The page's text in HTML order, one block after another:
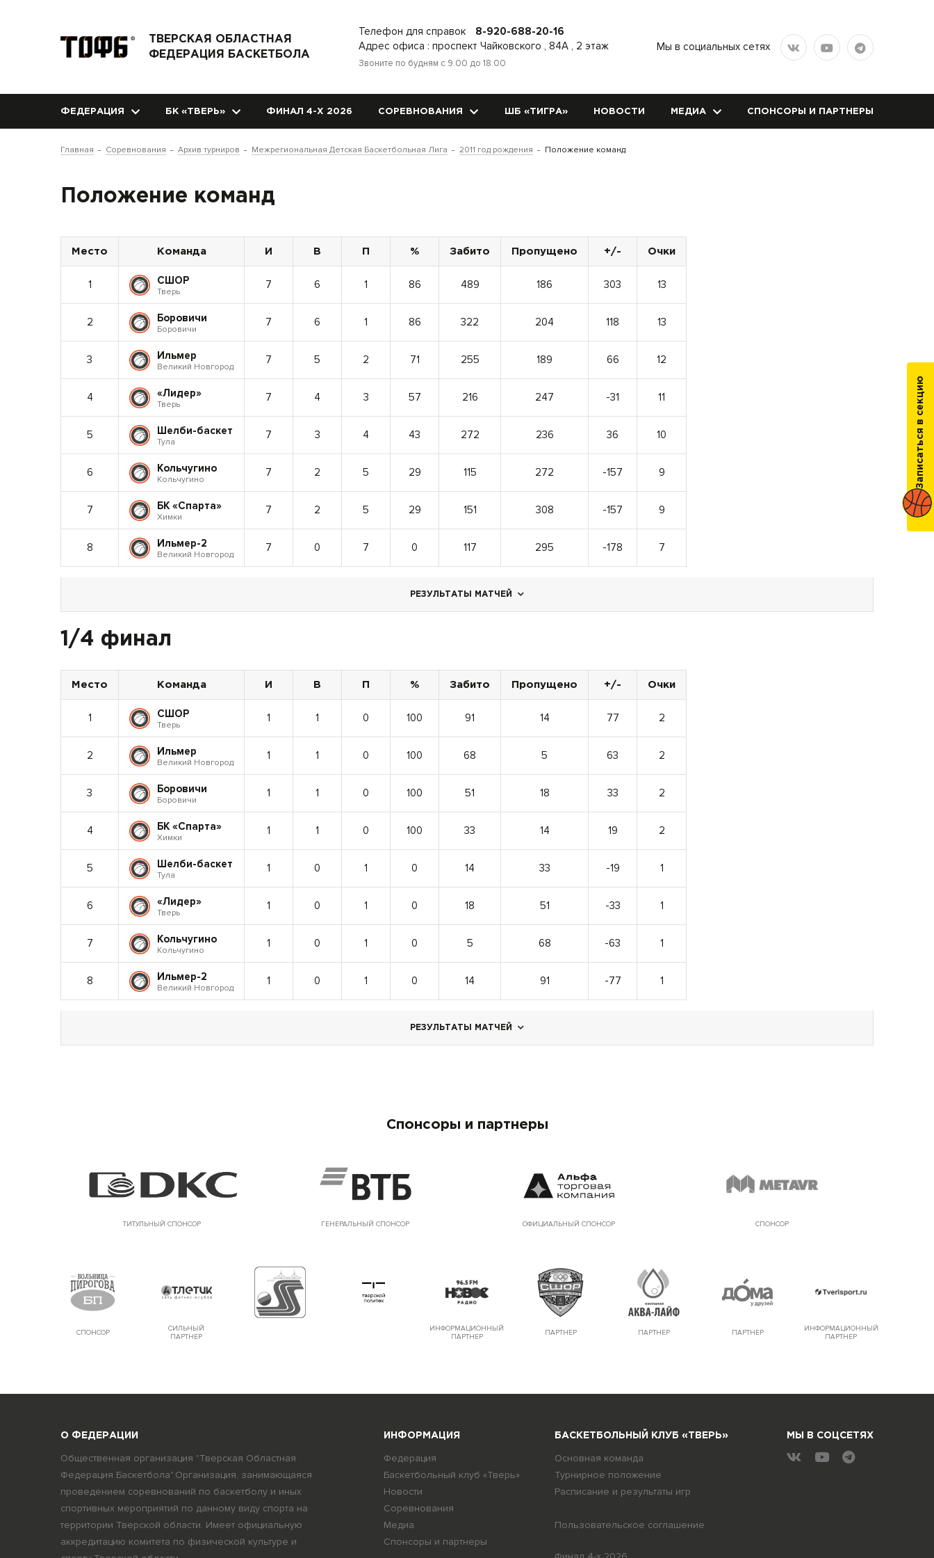
ТВЕРСКАЯ ОБЛАСТНАЯ
ФЕДЕРАЦИЯ БАСКЕТБОЛА
Телефон для справок
8-920-688-20-16
Адрес офиса : проспект Чайковского , 84А , 2 этаж
Звоните по будням с 9.00 до 18.00
Мы в социальных сетях
Записаться в секцию
ФЕДЕРАЦИЯ БК «ТВЕРЬ» ФИНАЛ 4-Х 2026 СОРЕВНОВАНИЯ ШБ «ТИГРА» НОВОСТИ МЕДИА СПОНСОРЫ И ПАРТНЕРЫ
Главная Соревнования Архив турниров Межрегиональная Детская Баскетбольная Лига 2011 год рождения Положение команд
Положение команд
Место Команда И В П % Забито Пропущено +/- Очки
1 СШОР
Тверь
7 6 1 86 489 186 303 13
2 Боровичи
Боровичи
7 6 1 86 322 204 118 13
3 Ильмер
Великий Новгород
7 5 2 71 255 189 66 12
4 «Лидер»
Тверь
7 4 3 57 216 247 -31 11
5 Шелби-баскет
Тула
7 3 4 43 272 236 36 10
6 Кольчугино
Кольчугино
7 2 5 29 115 272 -157 9
7 БК «Спарта»
Химки
7 2 5 29 151 308 -157 9
8 Ильмер-2
Великий Новгород
7 0 7 0 117 295 -178 7
РЕЗУЛЬТАТЫ МАТЧЕЙ
1/4 финал
Место Команда И В П % Забито Пропущено +/- Очки
1 СШОР
Тверь
1 1 0 100 91 14 77 2
2 Ильмер
Великий Новгород
1 1 0 100 68 5 63 2
3 Боровичи
Боровичи
1 1 0 100 51 18 33 2
4 БК «Спарта»
Химки
1 1 0 100 33 14 19 2
5 Шелби-баскет
Тула
1 0 1 0 14 33 -19 1
6 «Лидер»
Тверь
1 0 1 0 18 51 -33 1
7 Кольчугино
Кольчугино
1 0 1 0 5 68 -63 1
8 Ильмер-2
Великий Новгород
1 0 1 0 14 91 -77 1
РЕЗУЛЬТАТЫ МАТЧЕЙ
Спонсоры и партнеры
ТИТУЛЬНЫЙ СПОНСОР ГЕНЕРАЛЬНЫЙ СПОНСОР ОФИЦИАЛЬНЫЙ СПОНСОР СПОНСОР
СПОНСОР
СИЛЬНЫЙ
ПАРТНЕР
ИНФОРМАЦИОННЫЙ
ПАРТНЕР
ПАРТНЕР ПАРТНЕР ПАРТНЕР
ИНФОРМАЦИОННЫЙ
ПАРТНЕР
О ФЕДЕРАЦИИ
Общественная организация "Тверская Областная
Федерация Баскетбола".Организация, занимающаяся
проведением соревнований по баскетболу и иных
спортивных мероприятий по данному виду спорта на
территории Тверской области. Имеет официальную
аккредитацию комитета по физической культуре и
ИНФОРМАЦИЯ
Федерация
Баскетбольный клуб «Тверь»
Новости
Соревнования
Медиа
Спонсоры и партнеры
БАСКЕТБОЛЬНЫЙ КЛУБ «ТВЕРЬ»
Основная команда
Турнирное положение
Расписание и результаты игр
Пользовательское соглашение
МЫ В СОЦСЕТЯХ